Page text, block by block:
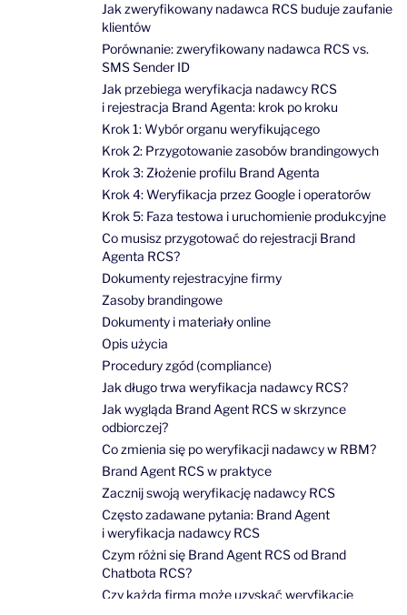
Jak zweryfikowany nadawca RCS buduje zaufanie
klientów
Porównanie: zweryfikowany nadawca RCS vs.
SMS Sender ID
Jak przebiega weryfikacja nadawcy RCS
i rejestracja Brand Agenta: krok po kroku
Krok 1: Wybór organu weryfikującego
Krok 2: Przygotowanie zasobów brandingowych
Krok 3: Złożenie profilu Brand Agenta
Krok 4: Weryfikacja przez Google i operatorów
Krok 5: Faza testowa i uruchomienie produkcyjne
Co musisz przygotować do rejestracji Brand
Agenta RCS?
Dokumenty rejestracyjne firmy
Zasoby brandingowe
Dokumenty i materiały online
Opis użycia
Procedury zgód (compliance)
Jak długo trwa weryfikacja nadawcy RCS?
Jak wygląda Brand Agent RCS w skrzynce
odbiorczej?
Co zmienia się po weryfikacji nadawcy w RBM?
Brand Agent RCS w praktyce
Zacznij swoją weryfikację nadawcy RCS
Często zadawane pytania: Brand Agent
i weryfikacja nadawcy RCS
Czym różni się Brand Agent RCS od Brand
Chatbota RCS?
Czy każda firma może uzyskać weryfikację